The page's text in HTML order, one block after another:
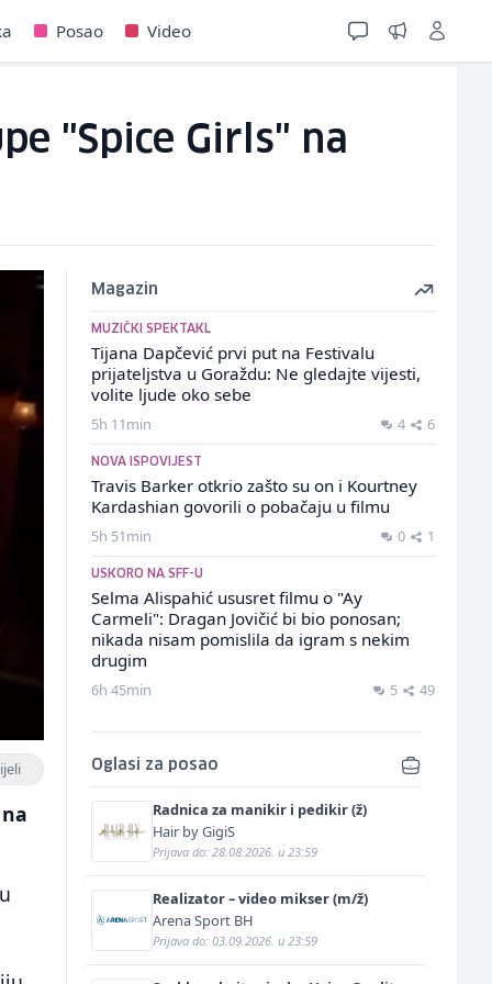
Posao Video
"Spice Girls" na
Magazin
MUZIČKI SPEKTAKL
Tijana Dapčević prvi put na Festivalu
prijateljstva u Goraždu: Ne gledajte vijesti,
volite ljude oko sebe
5h 11min 4 6
NOVA ISPOVIJEST
Travis Barker otkrio zašto su on i Kourtney
Kardashian govorili o pobačaju u filmu
5h 51min 0 1
USKORO NA SFF-U
Selma Alispahić ususret filmu o "Ay
Carmeli": Dragan Jovičić bi bio ponosan;
nikada nisam pomislila da igram s nekim
drugim
6h 45min 5 49
Oglasi za posao
Radnica za manikir i pedikir (ž)
Hair by GigiS
Prijava do: 28.08.2026. u 23:59
Realizator – video mikser (m/ž)
Arena Sport BH
Prijava do: 03.09.2026. u 23:59